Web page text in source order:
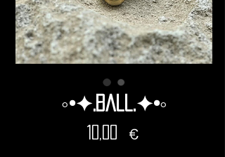
◦•✦.Ball.✦•◦
10,00 €Prix